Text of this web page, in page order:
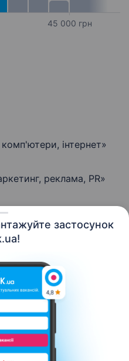
застосунок
45 000 грн
комп'ютери, інтернет»
реклама, PR»
Кар’єра